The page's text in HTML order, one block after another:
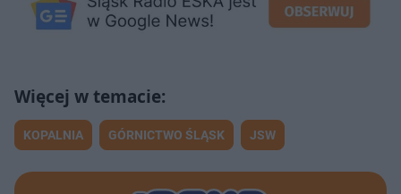
KOPALNIA GÓRNICTWO ŚLĄSK JSW